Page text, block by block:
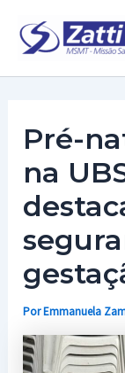
para
Pré-
na
PorEmmanuela